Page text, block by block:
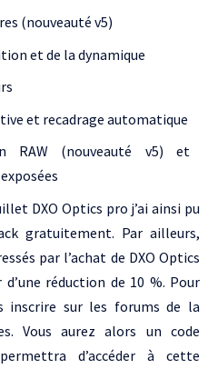
(nouveauté v5)
et de la dynamique
et recadrage automatique
RAW (nouveauté v5) et
DXO Optics pro j’ai ainsi pu
gratuitement. Par ailleurs,
par l’achat de DXO Optics
réduction de 10 %. Pour
inscrire sur les forums de la
Vous aurez alors un code
d’accéder à cette